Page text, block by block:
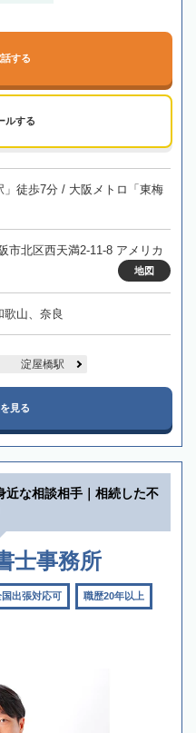
する
ルする
」徒歩7分 / 大阪メトロ「東梅
市北区西天満2-11-8 アメリカ
地図
歌山、奈良
淀屋橋駅
見る
近な相談相手｜相続した不
士事務所
国出張対応可 職歴20年以上